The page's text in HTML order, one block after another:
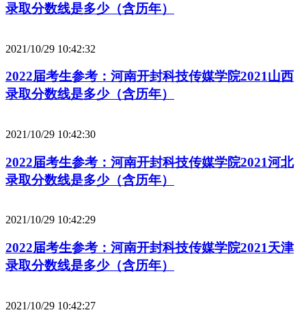
录取分数线是多少（含历年）
2021/10/29 10:42:32
2022届考生参考：河南开封科技传媒学院2021山西
录取分数线是多少（含历年）
2021/10/29 10:42:30
2022届考生参考：河南开封科技传媒学院2021河北
录取分数线是多少（含历年）
2021/10/29 10:42:29
2022届考生参考：河南开封科技传媒学院2021天津
录取分数线是多少（含历年）
2021/10/29 10:42:27